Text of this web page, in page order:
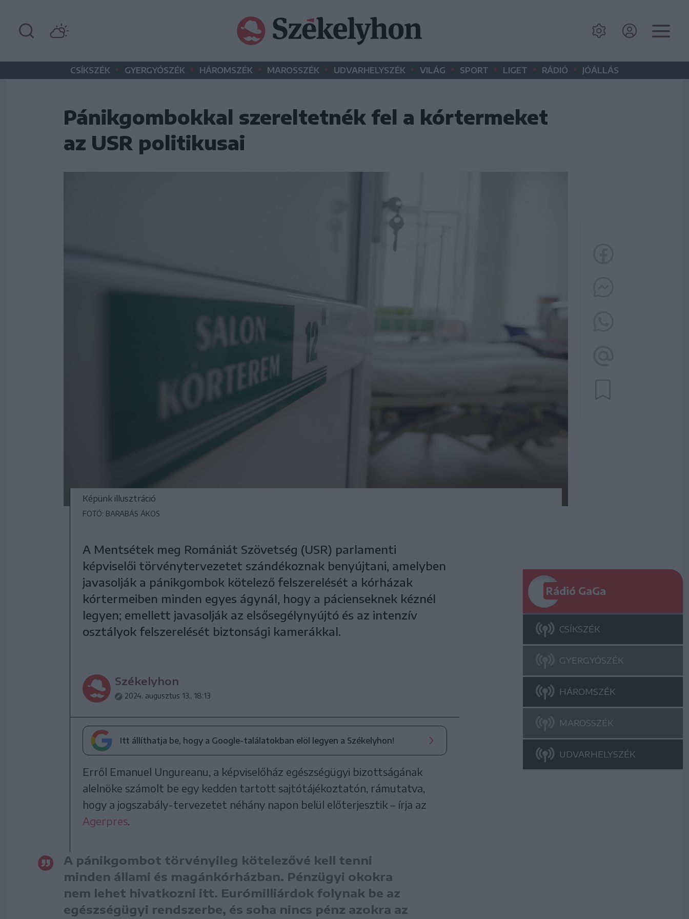
CSÍKSZÉK • GYERGYÓSZÉK • HÁROMSZÉK • MAROSSZÉK • UDVARHELYSZÉK • VILÁG • SPORT • LIGET • RÁDIÓ • JÓÁLLÁS
Pánikgombokkal szereltetnék fel a kórtermeket
az USR politikusai
Képünk illusztráció
FOTÓ: BARABÁS ÁKOS
A Mentsétek meg Romániát Szövetség (USR) parlamenti
képviselői törvénytervezetet szándékoznak benyújtani, amelyben
javasolják a pánikgombok kötelező felszerelését a kórházak
kórtermeiben minden egyes ágynál, hogy a pácienseknek kéznél
legyen; emellett javasolják az elsősegélynyújtó és az intenzív
osztályok felszerelését biztonsági kamerákkal.
Székelyhon
2024. augusztus 13., 18:13
Itt állíthatja be, hogy a Google-találatokban elöl legyen a Székelyhon!
Erről Emanuel Ungureanu, a képviselőház egészségügyi bizottságának
alelnöke számolt be egy kedden tartott sajtótájékoztatón, rámutatva,
hogy a jogszabály-tervezetet néhány napon belül előterjesztik – írja az
Agerpres
A pánikgombot törvényileg kötelezővé kell tenni
minden állami és magánkórházban. Pénzügyi okokra
nem lehet hivatkozni itt. Eurómilliárdok folynak be az
egészségügyi rendszerbe, és soha nincs pénz azokra az
Rádió GaGa
CSÍKSZÉK
GYERGYÓSZÉK
HÁROMSZÉK
MAROSSZÉK
UDVARHELYSZÉK